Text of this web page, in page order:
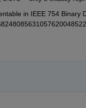
in IEEE 754